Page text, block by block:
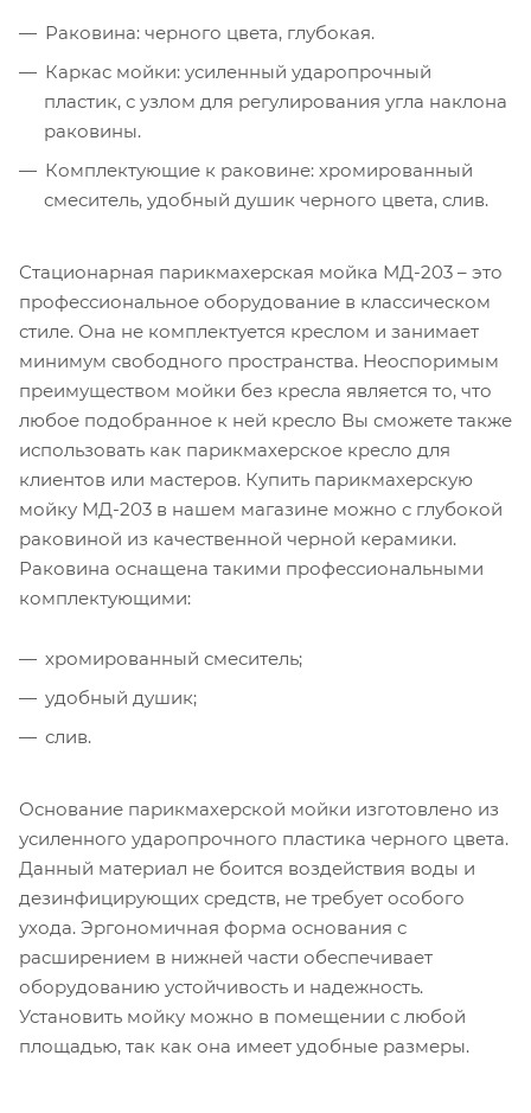
Раковина: черного цвета, глубокая.
Каркас мойки: усиленный ударопрочный
пластик, с узлом для регулирования угла наклона
раковины.
Комплектующие к раковине: хромированный
смеситель, удобный душик черного цвета, слив.
Стационарная парикмахерская мойка МД-203 – это
профессиональное оборудование в классическом
стиле. Она не комплектуется креслом и занимает
минимум свободного пространства. Неоспоримым
преимуществом мойки без кресла является то, что
любое подобранное к ней кресло Вы сможете также
использовать как парикмахерское кресло для
клиентов или мастеров. Купить парикмахерскую
мойку МД-203 в нашем магазине можно с глубокой
раковиной из качественной черной керамики.
Раковина оснащена такими профессиональными
комплектующими:
хромированный смеситель;
удобный душик;
слив.
Основание парикмахерской мойки изготовлено из
усиленного ударопрочного пластика черного цвета.
Данный материал не боится воздействия воды и
дезинфицирующих средств, не требует особого
ухода. Эргономичная форма основания с
расширением в нижней части обеспечивает
оборудованию устойчивость и надежность.
Установить мойку можно в помещении с любой
площадью, так как она имеет удобные размеры.